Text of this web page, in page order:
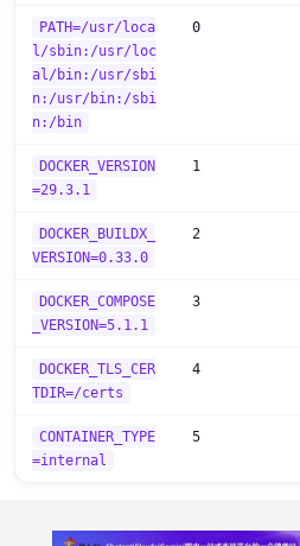
PATH=/usr/loca
l/sbin:/usr/loc
al/bin:/usr/sbi
n:/usr/bin:/sbi
n:/bin
0
DOCKER_VERSION
=29.3.1
1
DOCKER_BUILDX_
VERSION=0.33.0
2
DOCKER_COMPOSE
_VERSION=5.1.1
3
DOCKER_TLS_CER
TDIR=/certs
4
CONTAINER_TYPE
=internal
5